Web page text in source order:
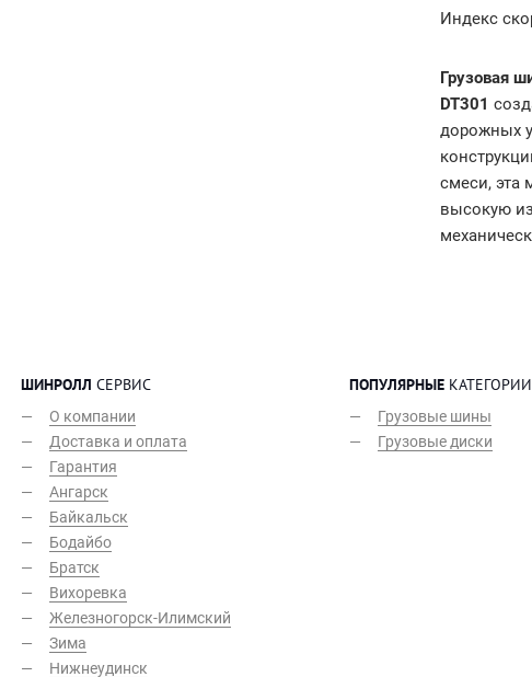
Индекс
Грузовая
DT301
дорожных
смеси, эта
высокую
ШИНРОЛЛ СЕРВИС
О компании
Доставка и оплата
Гарантия
Ангарск
Байкальск
Бодайбо
Братск
Вихоревка
Железногорск-Илимский
Зима
Нижнеудинск
ПОПУЛЯРНЫЕ КАТЕГОРИИ
Грузовые шины
Грузовые диски